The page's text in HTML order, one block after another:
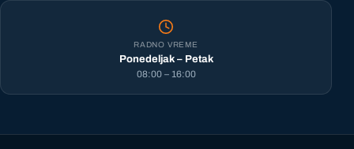
RADNO VREME
Ponedeljak – Petak
08:00 – 16:00